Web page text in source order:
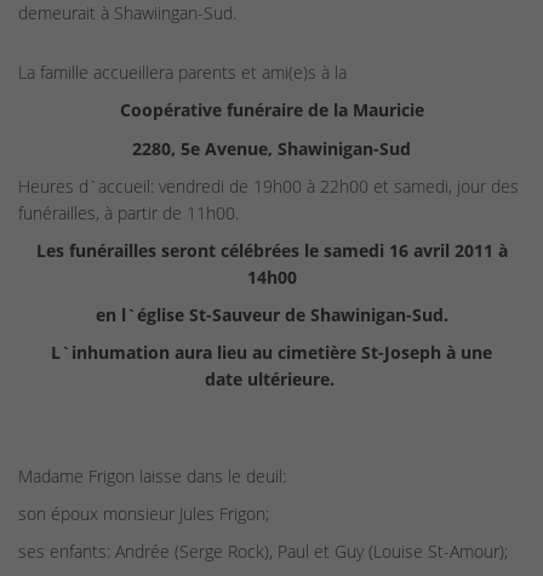
demeurait à Shawiingan-Sud.
La famille accueillera parents et ami(e)s à la
Coopérative funéraire de la Mauricie
2280, 5e Avenue, Shawinigan-Sud
Heures d`accueil: vendredi de 19h00 à 22h00 et samedi, jour des
funérailles, à partir de 11h00.
Les funérailles seront célébrées le samedi 16 avril 2011 à
14h00
en l`église St-Sauveur de Shawinigan-Sud.
L`inhumation aura lieu au cimetière St-Joseph à une
date ultérieure.
Madame Frigon laisse dans le deuil:
son époux monsieur Jules Frigon;
ses enfants: Andrée (Serge Rock), Paul et Guy (Louise St-Amour);